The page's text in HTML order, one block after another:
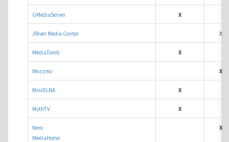
GMediaServer X
JRiver Media Center X
MediaTomb X
Mezzmo X
MiniDLNA X
MythTV X
Nero
MediaHome
X